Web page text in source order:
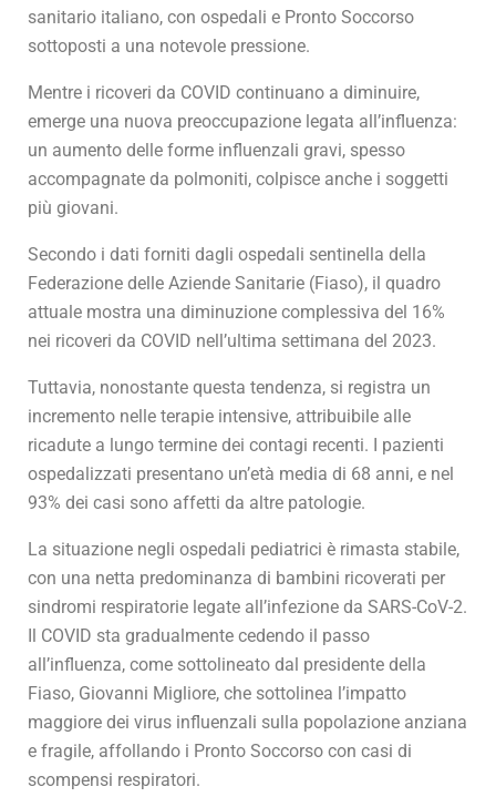
sanitario italiano, con ospedali e Pronto Soccorso
sottoposti a una notevole pressione.
Mentre i ricoveri da COVID continuano a diminuire,
emerge una nuova preoccupazione legata all’influenza:
un aumento delle forme influenzali gravi, spesso
accompagnate da polmoniti, colpisce anche i soggetti
più giovani.
Secondo i dati forniti dagli ospedali sentinella della
Federazione delle Aziende Sanitarie (Fiaso), il quadro
attuale mostra una diminuzione complessiva del 16%
nei ricoveri da COVID nell’ultima settimana del 2023.
Tuttavia, nonostante questa tendenza, si registra un
incremento nelle terapie intensive, attribuibile alle
ricadute a lungo termine dei contagi recenti. I pazienti
ospedalizzati presentano un’età media di 68 anni, e nel
93% dei casi sono affetti da altre patologie.
La situazione negli ospedali pediatrici è rimasta stabile,
con una netta predominanza di bambini ricoverati per
sindromi respiratorie legate all’infezione da SARS-CoV-2.
Il COVID sta gradualmente cedendo il passo
all’influenza, come sottolineato dal presidente della
Fiaso, Giovanni Migliore, che sottolinea l’impatto
maggiore dei virus influenzali sulla popolazione anziana
e fragile, affollando i Pronto Soccorso con casi di
scompensi respiratori.